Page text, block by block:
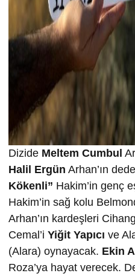
Dizide Meltem Cumbul
Halil Ergün Arhan’ın
Kökenli” Hakim’in genç
Hakim’in sağ kolu
Arhan’ın kardeşleri
Cemal’i Yiğit Yapıcı ve
(Alara) oynayacak. Ekin
Roza’ya hayat verecek.